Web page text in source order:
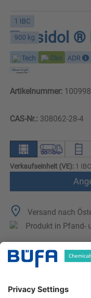
1 IBC
900 kg
Tensidol ®
Tech Öko ADR
Artikelnummer:
CAS-Nr.: 308062-28-4
Verkaufseinheit (VE): 1
Versand nach
Produkt in Pfand-